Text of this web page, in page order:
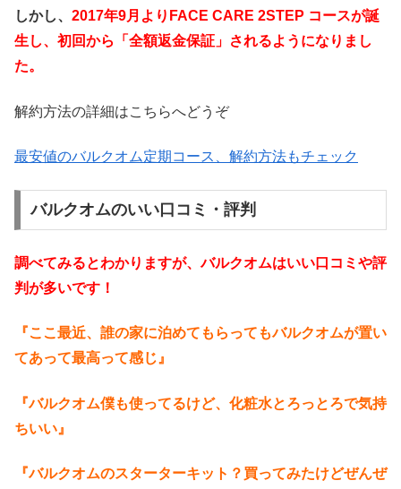
しかし、 2017年9月よりFACE CARE 2STEP コースが誕
生し、初回から「全額返金保証」されるようになりまし
た。
解約方法の詳細はこちらへどうぞ
最安値のバルクオム定期コース、解約方法もチェック
バルクオムのいい口コミ・評判
調べてみるとわかりますが、バルクオムはいい口コミや評
判が多いです！
『ここ最近、誰の家に泊めてもらってもバルクオムが置い
てあって最高って感じ』
『バルクオム僕も使ってるけど、化粧水とろっとろで気持
ちいい』
『バルクオムのスターターキット？買ってみたけどぜんぜ